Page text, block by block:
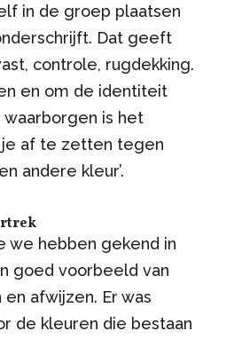
in de groep plaatsen
Dat geeft
controle, rugdekking.
en om de identiteit
is het
af te zetten tegen
andere kleur’.
we hebben gekend in
goed voorbeeld van
afwijzen. Er was
de kleuren die bestaan